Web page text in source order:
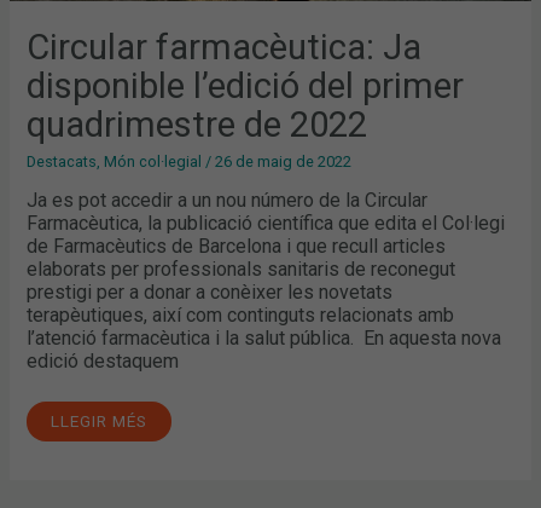
Circular farmacèutica: Ja
disponible l’edició del primer
quadrimestre de 2022
Destacats Món col·legial /26 de maig de 2022
Ja es pot accedir a un nou número de la Circular
Farmacèutica, la publicació científica que edita el Col·legi
de Farmacèutics de Barcelona i que recull articles
elaborats per professionals sanitaris de reconegut
prestigi per a donar a conèixer les novetats
terapèutiques, així com continguts relacionats amb
l’atenció farmacèutica i la salut pública. En aquesta nova
edició destaquem
LLEGIR MÉS